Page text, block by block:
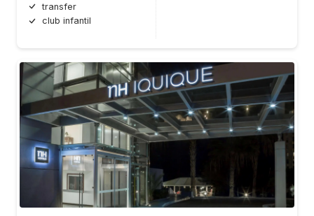
transfer
club infantil